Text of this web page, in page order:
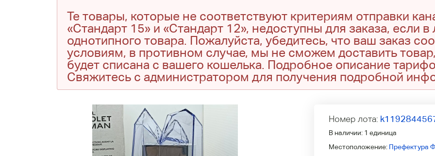
Те товары, которые не соответствуют критериям отправки
«Стандарт 15» и «Стандарт 12», недоступны для заказа, если
однотипного товара. Пожалуйста, убедитесь, что ваш заказ
условиям, в противном случае, мы не сможем доставить
будет списана с вашего кошелька. Подробное описание
Свяжитесь с администратором для получения подробной
Номер лота:
В наличии: 1 единица
Местоположение: Префектура